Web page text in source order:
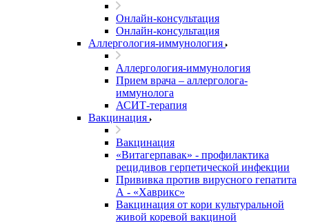
Онлайн-консультация
Онлайн-консультация
Аллергология-иммунология
Аллергология-иммунология
Прием врача – аллерголога-
иммунолога
АСИТ-терапия
Вакцинация
Вакцинация
«Витагерпавак» - профилактика
рецидивов герпетической инфекции
Прививка против вирусного гепатита
А - «Хаврикс»
Вакцинация от кори культуральной
живой коревой вакциной